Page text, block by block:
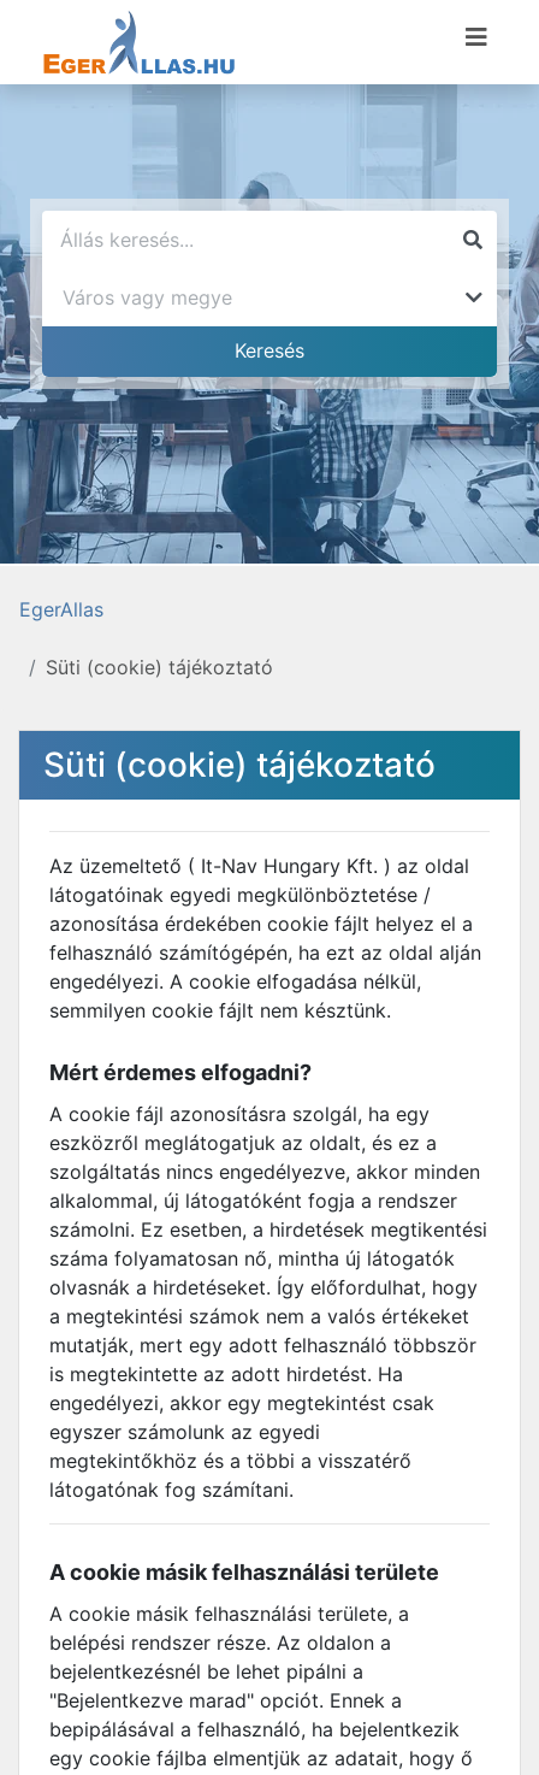
EgerAllas
Süti (cookie) tájékoztató
Süti (cookie) tájékoztató
Az üzemeltető ( It-Nav Hungary Kft. ) az oldal
látogatóinak egyedi megkülönböztetése /
azonosítása érdekében cookie fájlt helyez el a
felhasználó számítógépén, ha ezt az oldal alján
engedélyezi. A cookie elfogadása nélkül,
semmilyen cookie fájlt nem késztünk.
Mért érdemes elfogadni?
A cookie fájl azonosításra szolgál, ha egy
eszközről meglátogatjuk az oldalt, és ez a
szolgáltatás nincs engedélyezve, akkor minden
alkalommal, új látogatóként fogja a rendszer
számolni. Ez esetben, a hirdetések megtikentési
száma folyamatosan nő, mintha új látogatók
olvasnák a hirdetéseket. Így előfordulhat, hogy
a megtekintési számok nem a valós értékeket
mutatják, mert egy adott felhasználó többször
is megtekintette az adott hirdetést. Ha
engedélyezi, akkor egy megtekintést csak
egyszer számolunk az egyedi
megtekintőkhöz és a többi a visszatérő
látogatónak fog számítani.
A cookie másik felhasználási területe
A cookie másik felhasználási területe, a
belépési rendszer része. Az oldalon a
bejelentkezésnél be lehet pipálni a
"Bejelentkezve marad" opciót. Ennek a
bepipálásával a felhasználó, ha bejelentkezik
egy cookie fájlba elmentjük az adatait, hogy ő